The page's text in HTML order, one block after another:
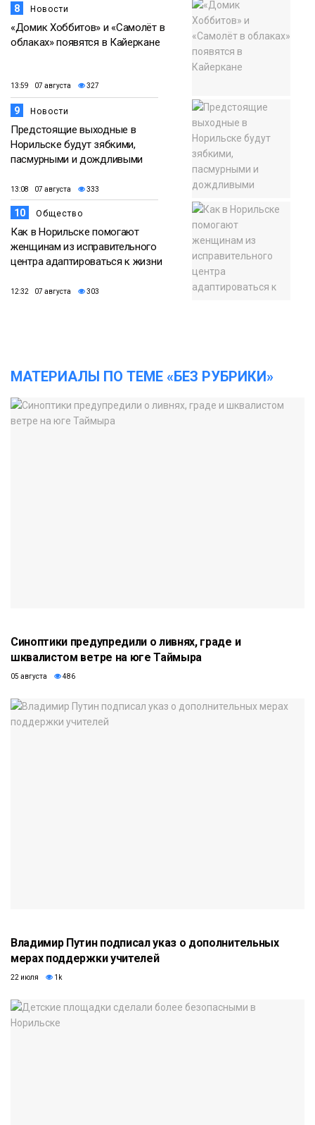
8 Новости
«Домик Хоббитов» и «Самолёт в
облаках» появятся в Кайеркане
13:59 07 августа 327
9 Новости
Предстоящие выходные в
Норильске будут зябкими,
пасмурными и дождливыми
13:08 07 августа 333
10 Общество
Как в Норильске помогают
женщинам из исправительного
центра адаптироваться к жизни
12:32 07 августа 303
МАТЕРИАЛЫ ПО ТЕМЕ «БЕЗ РУБРИКИ»
Синоптики предупредили о ливнях, граде и
шквалистом ветре на юге Таймыра
05 августа 486
Владимир Путин подписал указ о дополнительных
мерах поддержки учителей
22 июля 1k